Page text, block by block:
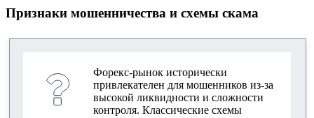
Признаки мошенничества и схемы скама
Форекс-рынок исторически
привлекателен для мошенников из-за
высокой ликвидности и сложности
контроля. Классические схемы